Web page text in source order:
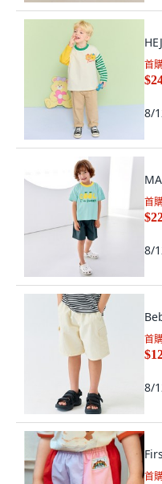
首
8/
首
8/
首
8/
首